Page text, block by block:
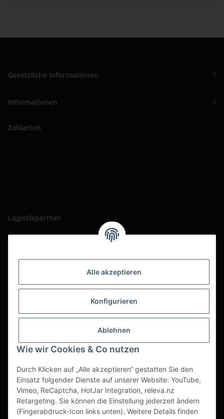
Alle akzeptieren
Konfigurieren
Ablehnen
Wie wir Cookies & Co nutzen
Durch Klicken auf „Alle akzeptieren“ gestatten Sie den
Einsatz folgender Dienste auf unserer Website: YouTube,
Vimeo, ReCaptcha, HotJar Integration, releva.nz
Retargeting. Sie können die Einstellung jederzeit ändern
(Fingerabdruck-Icon links unten). Weitere Details finden
Gesetzliche Informationen
Informationen
Zahlarten
Logistikpartner